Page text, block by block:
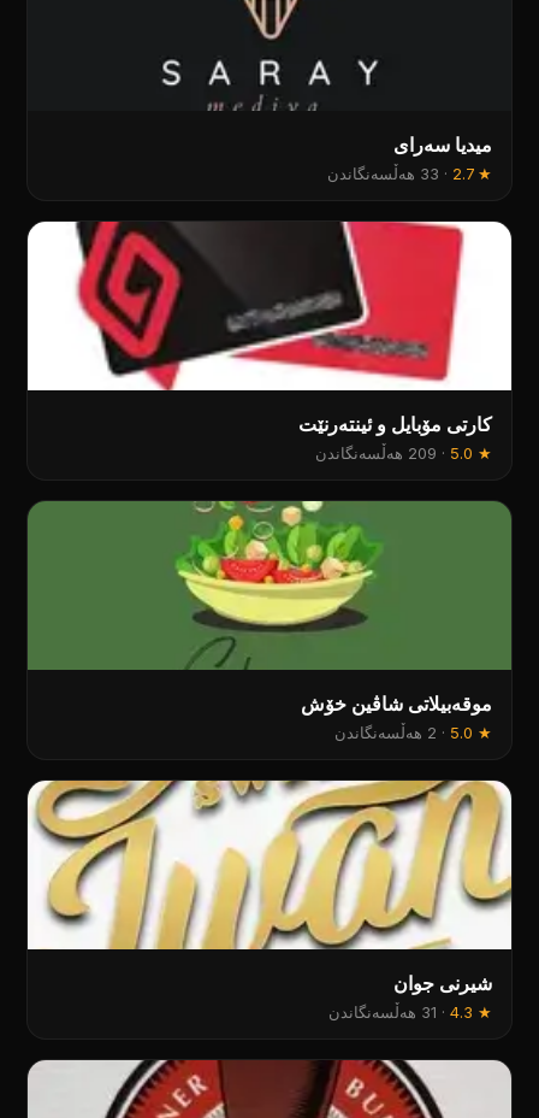
میدیا سەرای
★
2.7
· 33 هەڵسەنگاندن
کارتی مۆبایل و ئینتەرنێت
★
5.0
· 209 هەڵسەنگاندن
موقەبیلاتی شاڤین خۆش
★
5.0
· 2 هەڵسەنگاندن
شیرنی جوان
★
4.3
· 31 هەڵسەنگاندن